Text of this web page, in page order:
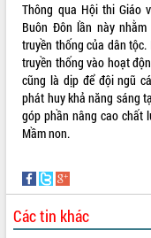
Thông qua Hội thi Giáo
Buôn Đôn lần này
truyền thống của dân
truyền thống vào hoạt
cũng là dịp để đội ngũ
phát huy khả năng sáng
góp phần nâng cao chất
Mầm non.
Các tin khác